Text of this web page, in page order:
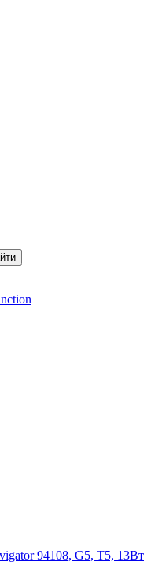
94108, G5, T5, 13Вт